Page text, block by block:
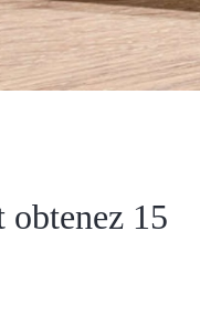
obtenez 15